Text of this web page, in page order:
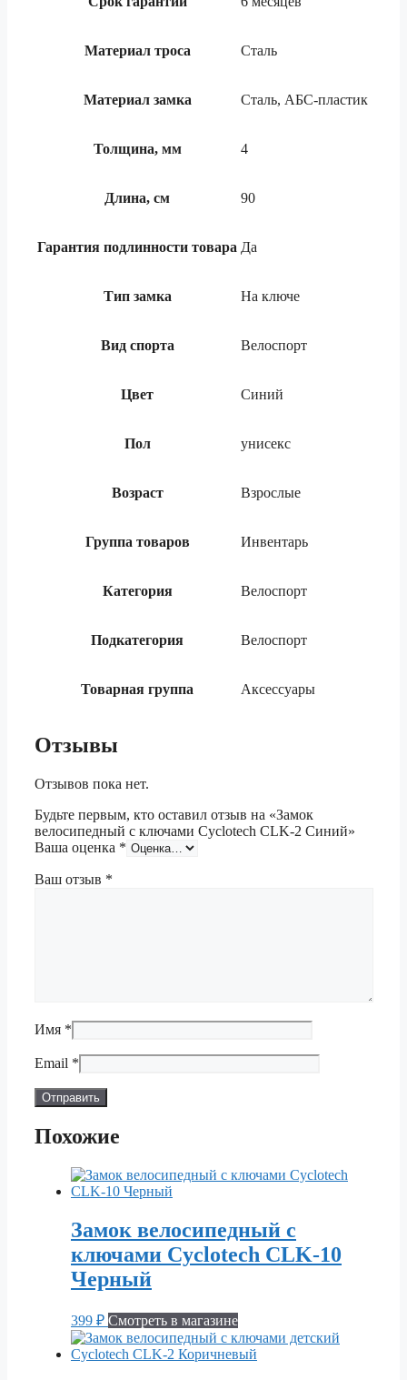
Материал троса Сталь
Материал замка Сталь, АБС-пластик
Толщина, мм 4
Длина, см 90
Гарантия подлинности товара Да
Тип замка На ключе
Вид спорта Велоспорт
Цвет Синий
Пол унисекс
Возраст Взрослые
Группа товаров Инвентарь
Категория Велоспорт
Подкатегория Велоспорт
Товарная группа Аксессуары
Отзывы
Отзывов пока нет.
Будьте первым, кто оставил отзыв на «Замок
велосипедный с ключами Cyclotech CLK-2 Синий»
Ваша оценка *
Ваш отзыв *
Имя *
Email *
Похожие
Замок велосипедный с
ключами Cyclotech CLK-10
Черный
399 ₽ Смотреть в магазине